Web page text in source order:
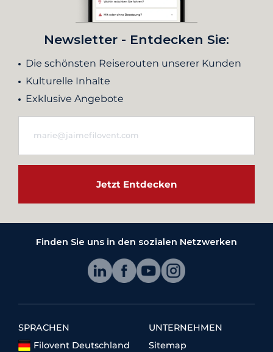
Newsletter - Entdecken Sie:
Die schönsten Reiserouten unserer Kunden
Kulturelle Inhalte
Exklusive Angebote
Jetzt Entdecken
Finden Sie uns in den sozialen Netzwerken
SPRACHEN
Filovent Deutschland
UNTERNEHMEN
Sitemap